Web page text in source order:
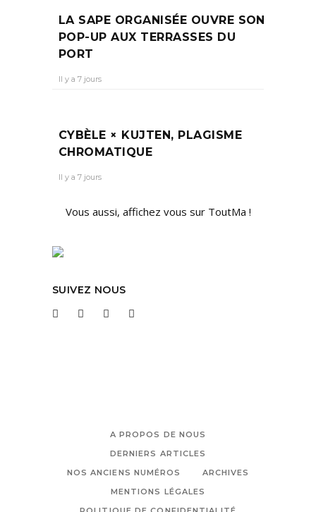
LA SAPE ORGANISÉE OUVRE SON
POP-UP AUX TERRASSES DU
PORT
Il y a 7 jours
CYBÈLE × KUJTEN, PLAGISME
CHROMATIQUE
Il y a 7 jours
Vous aussi, affichez vous sur ToutMa !
SUIVEZ NOUS
A PROPOS DE NOUS
DERNIERS ARTICLES
NOS ANCIENS NUMÉROS
ARCHIVES
MENTIONS LÉGALES